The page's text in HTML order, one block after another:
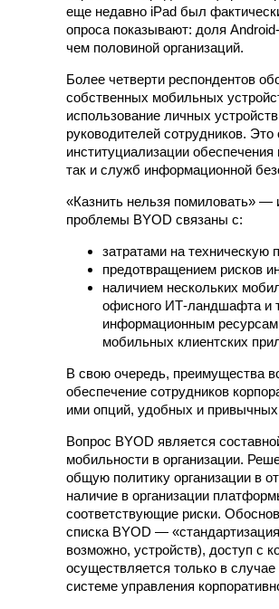
еще недавно iPad был
опроса показывают: доля
чем половиной организаций.
Более четверти респондентов
собственных мобильных
использование личных
руководителей сотрудников.
институциализации
так и служб информационной
«Казнить нельзя помиловать»
проблемы BYOD связаны с:
затратами на техническую
предотвращением рисков
наличием нескольких
офисного ИТ-ландшафта и
информационным ресурсам
мобильных клиентских
В свою очередь, преимущества
обеспечение сотрудников
ими опций, удобных и
Вопрос BYOD является
мобильности в организации.
общую политику организации в
наличие в организации
соответствующие риски.
списка BYOD —
возможно, устройств), доступ с
осуществляется только в
системе управления